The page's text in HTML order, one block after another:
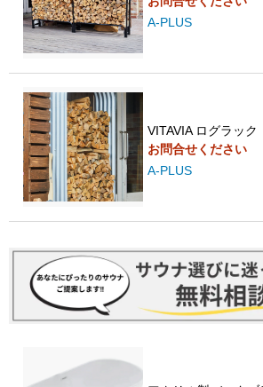
A-PLUS
VITAVIA ログラック
お問合せください
A-PLUS